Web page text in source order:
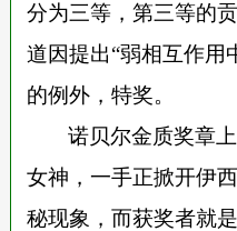
分为三等，第三等的
道因提出“弱相互作
的例外，特奖。
诺贝尔金质奖章
女神，一手正掀开伊
秘现象，而获奖者就